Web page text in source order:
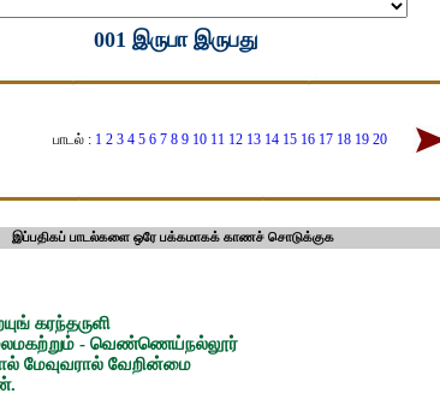
001 இருபா இருபது
பாடல் : 1 2 3 4 5 6 7 8 9 10 11 12 13 14 15 16 17 18 19 20
இப்பதிகப் பாடல்களை ஒரே பக்கமாகக் காணச் சொடுக்குக
கரந்தருளி
- வெண்ணெய்நல்லூர்
மேவுவரால் வேறின்மை